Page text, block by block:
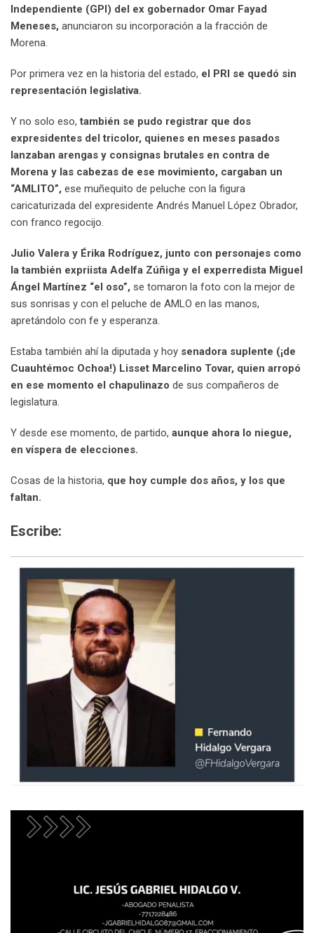
Independiente (GPI) del ex gobernador Omar Fayad
Meneses, anunciaron su incorporación a la fracción de
Morena.
Por primera vez en la historia del estado, el PRI se quedó sin
representación legislativa.
Y no solo eso,también se pudo registrar que dos
expresidentes del tricolor, quienes en meses pasados
lanzaban arengas y consignas brutales en contra de
Morena y las cabezas de ese movimiento, cargaban un
“AMLITO”, ese muñequito de peluche con la figura
caricaturizada del expresidente Andrés Manuel López Obrador,
con franco regocijo.
Julio Valera y Érika Rodríguez, junto con personajes como
la también expriista Adelfa Zúñiga y el experredista Miguel
Ángel Martínez “el oso”, se tomaron la foto con la mejor de
sus sonrisas y con el peluche de AMLO en las manos,
apretándolo con fe y esperanza.
Estaba también ahí la diputada y hoy senadora suplente (¡de
Cuauhtémoc Ochoa!) Lisset Marcelino Tovar, quien arropó
en ese momento el chapulinazo de sus compañeros de
legislatura.
Y desde ese momento, de partido, aunque ahora lo niegue,
en víspera de elecciones.
Cosas de la historia, que hoy cumple dos años, y los que
faltan.
Escribe: